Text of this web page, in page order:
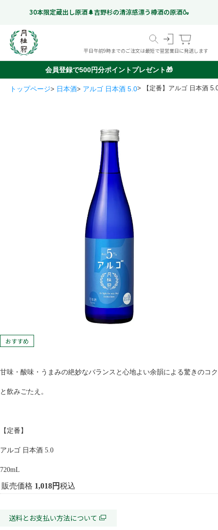
30本限定蔵出し原酒🌲吉野杉の清涼感漂う樽酒の原酒🍶
平日午前9時までのご注文は最短で翌営業日に発送します
(ノンアルコール日本酒)
ドイツビール
オリジナルグッズ
京都伏見の
ミネラルウォーター
価格帯から選ぶ
999 円以下
1,000 円 - 1,999 円以下
2,000 円 - 2,999 円以下
3,000 円 - 4,999 円以下
5,000 円以上
会員登録で500円分ポイントプレゼント🎁
トップページ 日本酒 アルゴ 日本酒 5.0 【定番】アルゴ 日本酒
おすすめ
甘味・酸味・うまみの絶妙なバランスと心地よい余韻による驚きのコク
と飲みごたえ。
【定番】
アルゴ 日本酒 5.0
720mL
販売価格 1,018 税込
送料とお支払い方法について